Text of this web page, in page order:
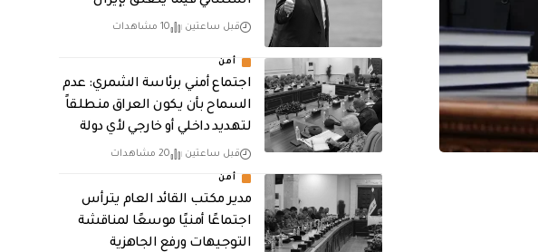
قبل ساعتين 10 مشاهدات
أمن
اجتماع أمني برئاسة الشمري: عدم
السماح بأن يكون العراق منطلقاً
لتهديد داخلي أو خارجي لأي دولة
قبل ساعتين 20 مشاهدات
أمن
مدير مكتب القائد العام يترأس
اجتماعًا أمنيًا موسعًا لمناقشة
التوجيهات ورفع الجاهزية